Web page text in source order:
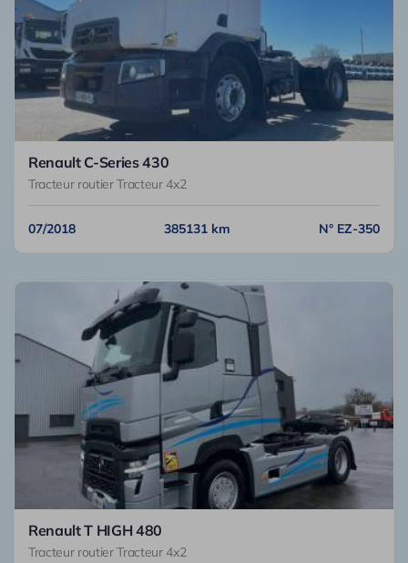
Renault C-Series 430
Tracteur routier Tracteur 4x2
07/2018 385131 km N° EZ-350
Renault T HIGH 480
Tracteur routier Tracteur 4x2